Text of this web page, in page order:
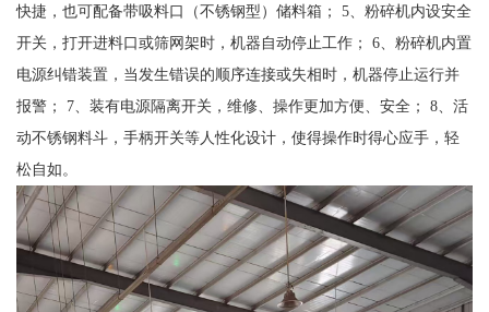
快捷，也可配备带吸料口（不锈钢型）储料箱； 5、粉碎机内设安全
开关，打开进料口或筛网架时，机器自动停止工作； 6、粉碎机内置
电源纠错装置，当发生错误的顺序连接或失相时，机器停止运行并
报警； 7、装有电源隔离开关，维修、操作更加方便、安全； 8、活
动不锈钢料斗，手柄开关等人性化设计，使得操作时得心应手，轻
松自如。